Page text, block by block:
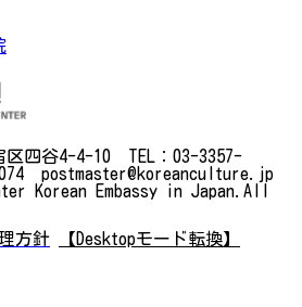
区四谷4-4-10 TEL：03-3357-
postmaster@koreanculture.jp
Korean Embassy in Japan.All
方針
【Desktopモード転換】